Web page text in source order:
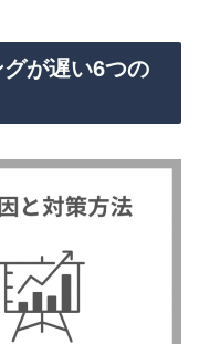
グが遅い6つの